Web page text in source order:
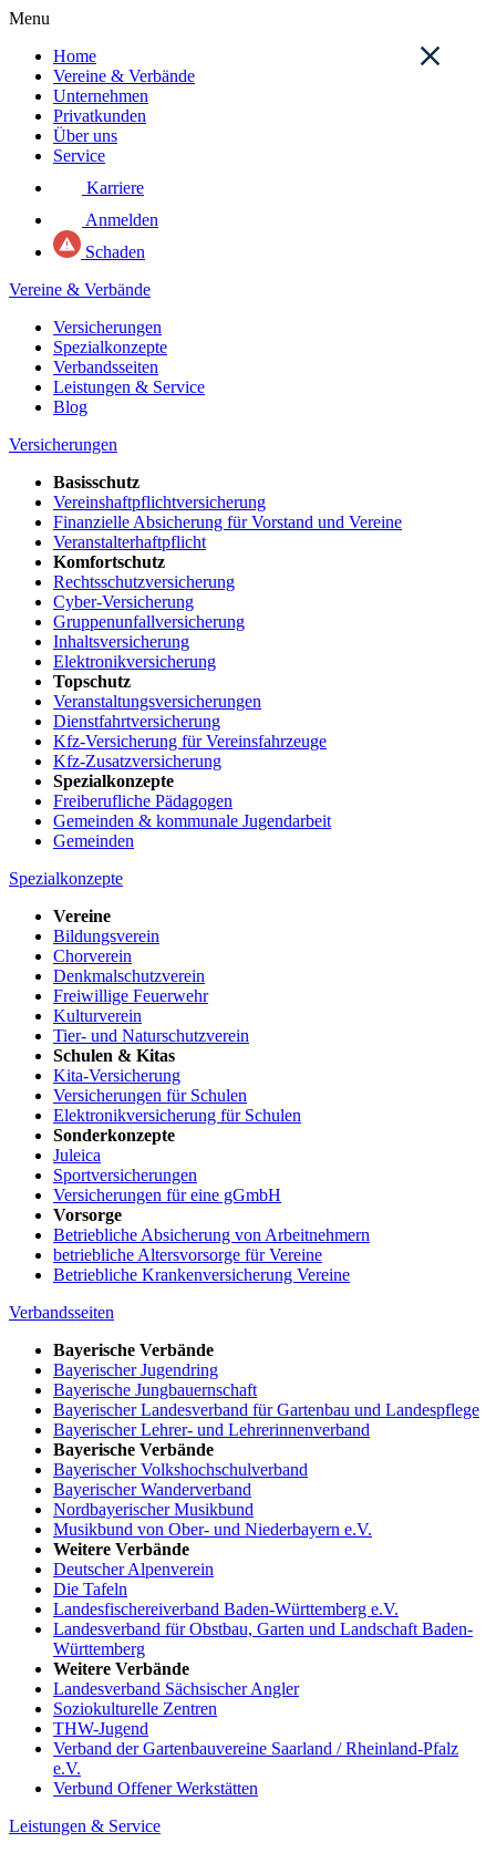
Menu
Home
Vereine & Verbände
Unternehmen
Privatkunden
Über uns
Service
Karriere
Anmelden
Schaden
Vereine & Verbände
Versicherungen
Spezialkonzepte
Verbandsseiten
Leistungen & Service
Blog
Versicherungen
Basisschutz
Vereinshaftpflichtversicherung
Finanzielle Absicherung für Vorstand und Vereine
Veranstalterhaftpflicht
Komfortschutz
Rechtsschutzversicherung
Cyber-Versicherung
Gruppenunfallversicherung
Inhaltsversicherung
Elektronikversicherung
Topschutz
Veranstaltungsversicherungen
Dienstfahrtversicherung
Kfz-Versicherung für Vereinsfahrzeuge
Kfz-Zusatzversicherung
Spezialkonzepte
Freiberufliche Pädagogen
Gemeinden & kommunale Jugendarbeit
Gemeinden
Spezialkonzepte
Vereine
Bildungsverein
Chorverein
Denkmalschutzverein
Freiwillige Feuerwehr
Kulturverein
Tier- und Naturschutzverein
Schulen & Kitas
Kita-Versicherung
Versicherungen für Schulen
Elektronikversicherung für Schulen
Sonderkonzepte
Juleica
Sportversicherungen
Versicherungen für eine gGmbH
Vorsorge
Betriebliche Absicherung von Arbeitnehmern
betriebliche Altersvorsorge für Vereine
Betriebliche Krankenversicherung Vereine
Verbandsseiten
Bayerische Verbände
Bayerischer Jugendring
Bayerische Jungbauernschaft
Bayerischer Landesverband für Gartenbau und Landespflege
Bayerischer Lehrer- und Lehrerinnenverband
Bayerische Verbände
Bayerischer Volkshochschulverband
Bayerischer Wanderverband
Nordbayerischer Musikbund
Musikbund von Ober- und Niederbayern e.V.
Weitere Verbände
Deutscher Alpenverein
Die Tafeln
Landesfischereiverband Baden-Württemberg e.V.
Landesverband für Obstbau, Garten und Landschaft Baden-
Württemberg
Weitere Verbände
Landesverband Sächsischer Angler
Soziokulturelle Zentren
THW-Jugend
Verband der Gartenbauvereine Saarland / Rheinland-Pfalz
e.V.
Verbund Offener Werkstätten
Leistungen & Service